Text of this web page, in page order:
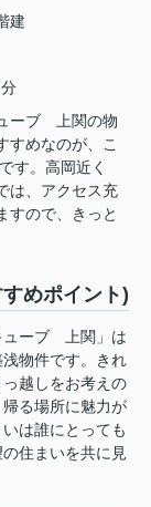
建
ーブ 上関の物
すめなのが、こ
す。高岡近く
は、アクセス充
すので、きっと
めポイント)
ューブ 上関」は
物件です。きれ
越しをお考えの
る場所に魅力が
は誰にとっても
住まいを共に見